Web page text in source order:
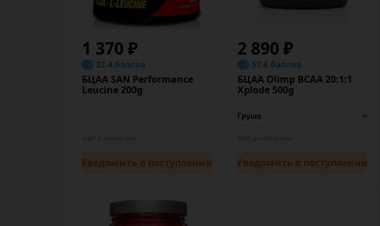
1 370 ₽
27.4 баллов
БЦАА SAN Performance
Leucine 200g
Уведомить о поступлении
2 890 ₽
57.8 баллов
БЦАА Olimp BCAA 20:1:1
Xplode 500g
Уведомить о поступлении